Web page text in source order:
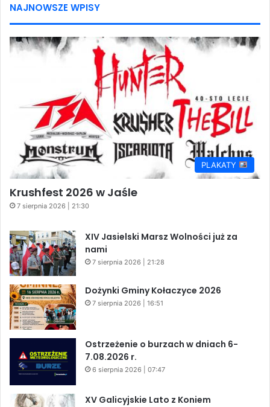
NAJNOWSZE WPISY
PLAKATY
Krushfest 2026 w Jaśle
7 sierpnia 2026 | 21:30
XIV Jasielski Marsz Wolności już za
nami
7 sierpnia 2026 | 21:28
Dożynki Gminy Kołaczyce 2026
7 sierpnia 2026 | 16:51
Ostrzeżenie o burzach w dniach 6-
7.08.2026 r.
6 sierpnia 2026 | 07:47
XV Galicyjskie Lato z Koniem